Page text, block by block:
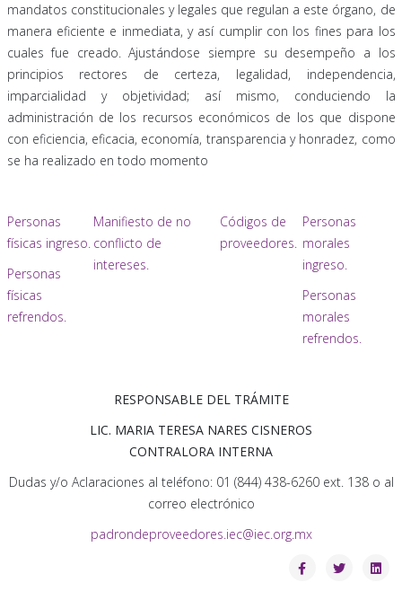
mandatos constitucionales y legales que regulan a este órgano, de
manera eficiente e inmediata, y así cumplir con los fines para los
cuales fue creado. Ajustándose siempre su desempeño a los
principios rectores de certeza, legalidad, independencia,
imparcialidad y objetividad; así mismo, conduciendo la
administración de los recursos económicos de los que dispone
con eficiencia, eficacia, economía, transparencia y honradez, como
se ha realizado en todo momento
Personas
físicas ingreso.
Personas
físicas
refrendos.
Manifiesto de no
conflicto de
intereses.
Códigos de
proveedores.
Personas
morales
ingreso.
Personas
morales
refrendos.
RESPONSABLE DEL TRÁMITE
LIC. MARIA TERESA NARES CISNEROS
CONTRALORA INTERNA
Dudas y/o Aclaraciones al teléfono: 01 (844) 438-6260 ext. 138 o al
correo electrónico
padrondeproveedores.iec@iec.org.mx